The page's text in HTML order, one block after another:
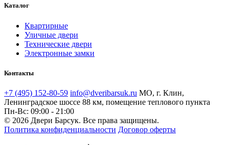
Каталог
Квартирные
Уличные двери
Технические двери
Электронные замки
Контакты
+7 (495) 152-80-59 info@dveribarsuk.ru МО, г. Клин,
Ленинградское шоссе 88 км, помещение теплового пункта
Пн-Вс: 09:00 - 21:00
© 2026 Двери Барсук. Все права защищены.
Политика конфиденциальности Договор оферты